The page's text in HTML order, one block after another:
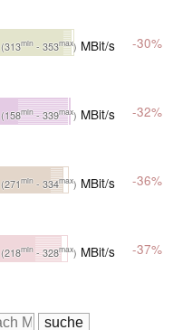
(313min - 353max) MBit/s -30%
(158min- 339max) MBit/s -32%
(271min - 334max) MBit/s -36%
(218min- 328max) MBit/s -37%